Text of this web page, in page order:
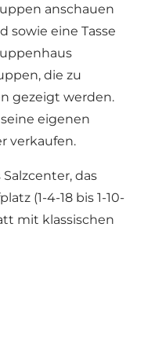
anschauen
sowie eine Tasse
die zu
gezeigt werden.
eigenen
verkaufen.
das
(1-4-18 bis 1-10-
mit klassischen